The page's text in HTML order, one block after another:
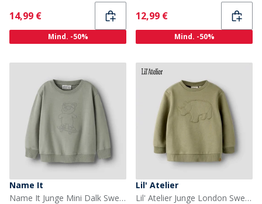
Current
14,99 €
Mind. -50%
Current
12,99 €
Mind. -50%
Name It
Name It Junge Mini Dalk Sweatshirt Shadow
Lil' Atelier
Lil' Atelier Junge London Sweatshirt Overland Trek